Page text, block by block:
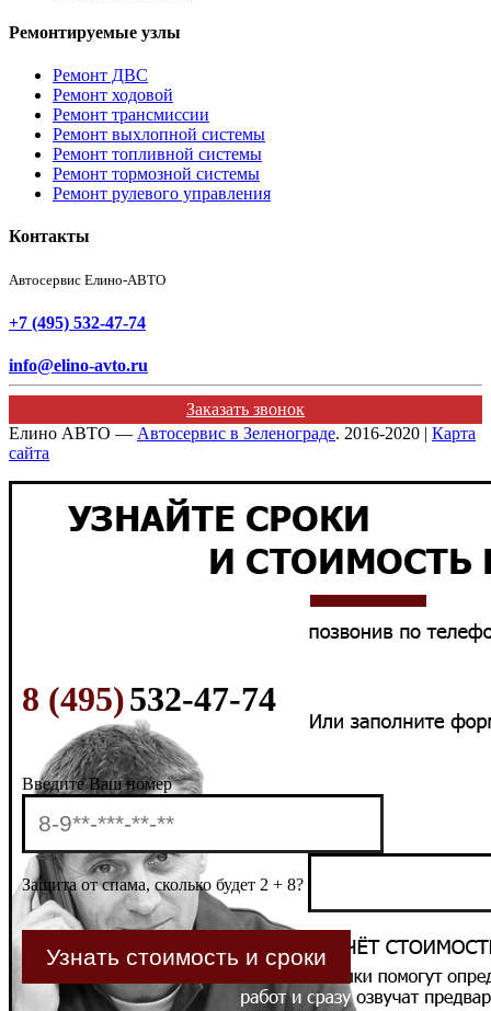
Ремонтируемые узлы
Ремонт ДВС
Ремонт ходовой
Ремонт трансмиссии
Ремонт выхлопной системы
Ремонт топливной системы
Ремонт тормозной системы
Ремонт рулевого управления
Контакты
Автосервис Елино-АВТО
+7 (495) 532-47-74
info@elino-avto.ru
Заказать звонок
Елино АВТО — Автосервис в Зеленограде. 2016-2020 | Карта
сайта
8 (495)532-47-74
Введите Ваш номер
Защита от спама, сколько будет 2 + 8?